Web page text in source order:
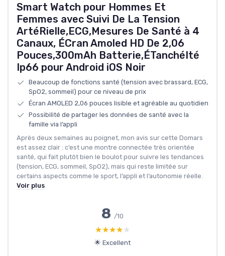
Smart Watch pour Hommes Et
Femmes avec Suivi De La Tension
ArtéRielle,ECG,Mesures De Santé à 4
Canaux, ÉCran Amoled HD De 2,06
Pouces,300mAh Batterie,ÉTanchéIté
Ip66 pour Android iOS Noir
Beaucoup de fonctions santé (tension avec brassard, ECG,
SpO2, sommeil) pour ce niveau de prix
Écran AMOLED 2,06 pouces lisible et agréable au quotidien
Possibilité de partager les données de santé avec la
famille via l’appli
Après deux semaines au poignet, mon avis sur cette Domars
est assez clair : c’est une montre connectée très orientée
santé, qui fait plutôt bien le boulot pour suivre les tendances
(tension, ECG, sommeil, SpO2), mais qui reste limitée sur
certains aspects comme le sport, l’appli et l’autonomie réelle.
Voir plus
8 /10
★★★★★
★★★★★
🌟 Excellent